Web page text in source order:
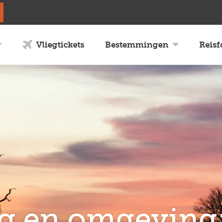
Vliegtickets Bestemmingen